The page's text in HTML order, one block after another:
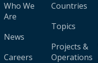
Who We
Are
News
Careers
Countries
Topics
Projects &
Operations